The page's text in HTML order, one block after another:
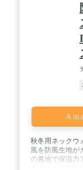
秋冬用ネックウ
風を防風生地が
の裏地で保温力